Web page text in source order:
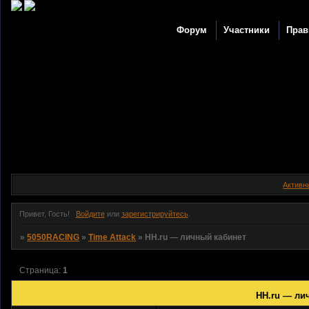
Форум Участники
Привет, Гость! Войдитеили зарегистрируйтесь.
»5050RACING »Time Attack » HH.ru — личный кабинет
HH.ru —
Страница:1